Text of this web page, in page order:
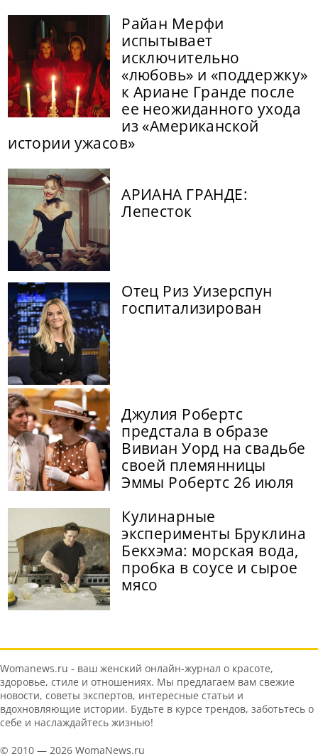
Райан Мерфи
испытывает
исключительно
«любовь» и «поддержку»
к Ариане Гранде после
ее неожиданного ухода
из «Американской
истории ужасов»
АРИАНА ГРАНДЕ:
Лепесток
Отец Риз Уизерспун
госпитализирован
Джулия Робертс
предстала в образе
Вивиан Уорд на свадьбе
своей племянницы
Эммы Робертс 26 июля
Кулинарные
эксперименты Бруклина
Бекхэма: морская вода,
пробка в соусе и сырое
мясо
Womanews.ru - ваш женский онлайн-журнал о красоте,
здоровье, стиле и отношениях. Мы предлагаем вам свежие
новости, советы экспертов, интересные статьи и
вдохновляющие истории. Будьте в курсе трендов, заботьтесь о
себе и наслаждайтесь жизнью!
© 2010 — 2026 WomaNews.ru